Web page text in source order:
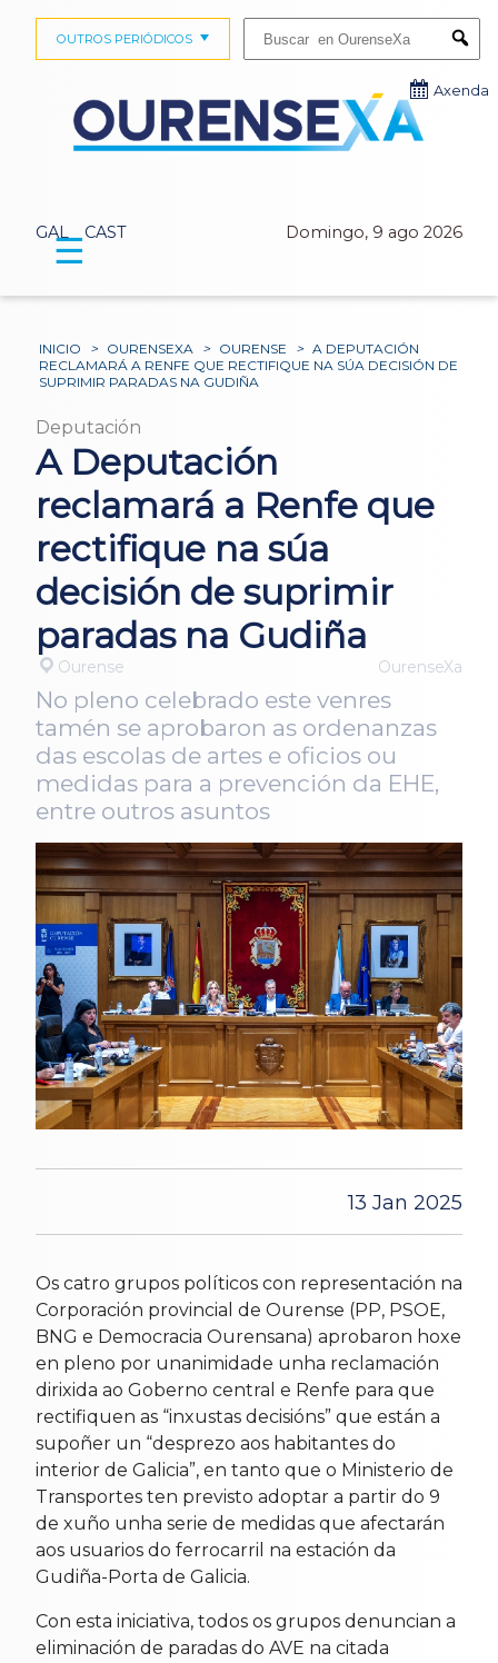
GAL CAST Domingo, 9 ago 2026
OUTROS PERIÓDICOS
Axenda
☰
INICIO > OURENSEXA > OURENSE > A DEPUTACIÓN
RECLAMARÁ A RENFE QUE RECTIFIQUE NA SÚA DECISIÓN DE
SUPRIMIR PARADAS NA GUDIÑA
Deputación
A Deputación
reclamará a Renfe que
rectifique na súa
decisión de suprimir
paradas na Gudiña
Ourense OurenseXa
No pleno celebrado este venres
tamén se aprobaron as ordenanzas
das escolas de artes e oficios ou
medidas para a prevención da EHE,
entre outros asuntos
13 Jan 2025
Os catro grupos políticos con representación na
Corporación provincial de Ourense (PP, PSOE,
BNG e Democracia Ourensana) aprobaron hoxe
en pleno por unanimidade unha reclamación
dirixida ao Goberno central e Renfe para que
rectifiquen as “inxustas decisións” que están a
supoñer un “desprezo aos habitantes do
interior de Galicia”, en tanto que o Ministerio de
Transportes ten previsto adoptar a partir do 9
de xuño unha serie de medidas que afectarán
aos usuarios do ferrocarril na estación da
Gudiña-Porta de Galicia.
Con esta iniciativa, todos os grupos denuncian a
eliminación de paradas do AVE na citada